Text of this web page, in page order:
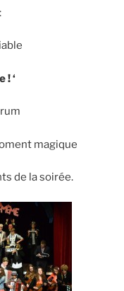
! ‘
magique
de la soirée.